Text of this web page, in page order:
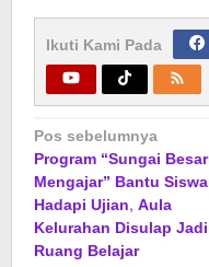
Ikuti Kami Pada
Navigasi
pos
Pos sebelumnya
Program “Sungai Besar
Mengajar” Bantu Siswa
Hadapi Ujian, Aula
Kelurahan Disulap Jadi
Ruang Belajar